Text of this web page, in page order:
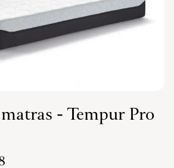
- Tempur Pro